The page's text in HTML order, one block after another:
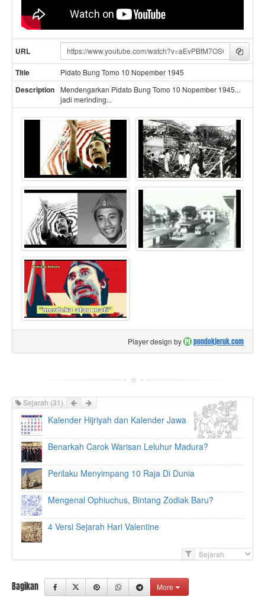
URL
V
d
e
o
U
R
L
Copy
Title Pidato Bung Tomo 10 Nopember 1945
Description
Mendengarkan Pidato Bung Tomo 10 Nopember 1945...
jadi merinding...
Player design by pondokjeruk.com
Sejarah (31) Prev
Kalender Hijriyah dan Kalender Jawa
Benarkah Carok Warisan Leluhur Madura?
Perilaku Menyimpang 10 Raja Di Dunia
Mengenal Ophiuchus, Bintang Zodiak Baru?
4 Versi Sejarah Hari Valentine
F
Bagikan More